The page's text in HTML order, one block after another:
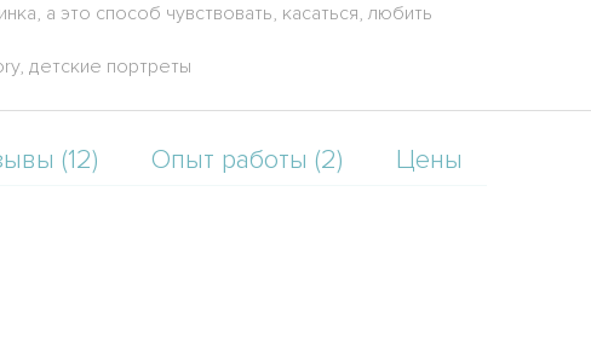
а это способ чувствовать, касаться, любить
детские портреты
(12) Опыт работы (2) Цены